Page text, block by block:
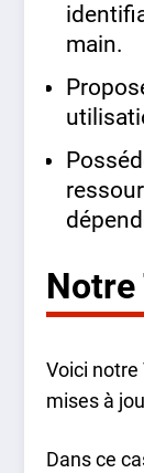
main.
Notre
Voici notre
mises à
Dans ce